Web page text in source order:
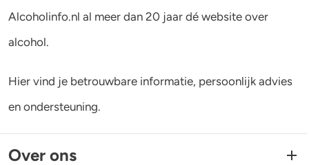
Alcoholinfo.nl al meer dan 20 jaar dé website over
alcohol.
Hier vind je betrouwbare informatie, persoonlijk advies
en ondersteuning.
Over ons